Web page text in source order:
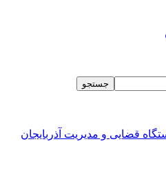
قضایی و مدیریت آذربایجان